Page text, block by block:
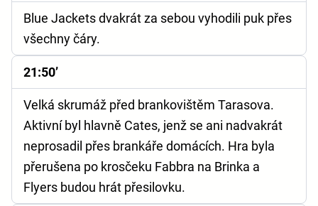
Blue Jackets dvakrát za sebou vyhodili puk přes
všechny čáry.
21:50’
Velká skrumáž před brankovištěm Tarasova.
Aktivní byl hlavně Cates, jenž se ani nadvakrát
neprosadil přes brankáře domácích. Hra byla
přerušena po krosčeku Fabbra na Brinka a
Flyers budou hrát přesilovku.